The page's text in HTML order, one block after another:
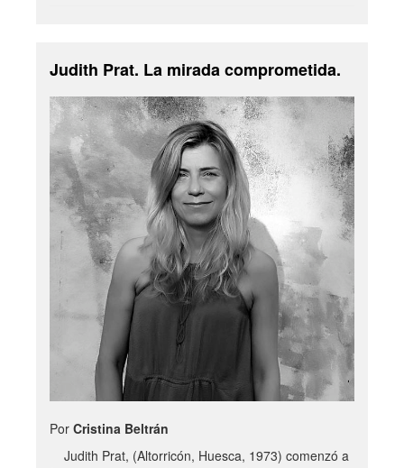
Judith Prat. La mirada comprometida.
Por Cristina Beltrán
Judith Prat, (Altorricón, Huesca, 1973) comenzó a